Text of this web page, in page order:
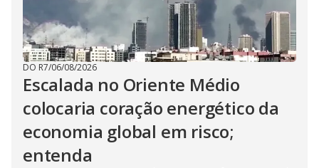
DO R7/06/08/2026
Escalada no Oriente Médio
colocaria coração energético da
economia global em risco;
entenda